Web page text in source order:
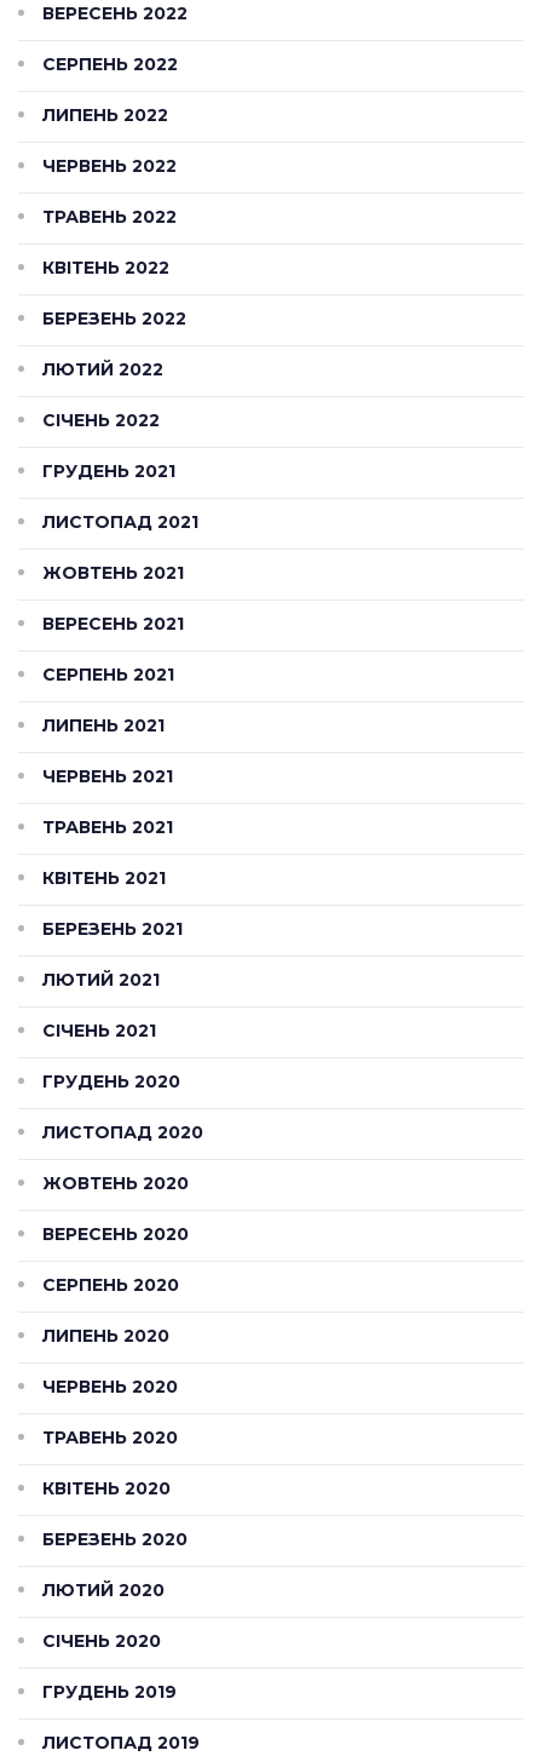
ВЕРЕСЕНЬ 2022
СЕРПЕНЬ 2022
ЛИПЕНЬ 2022
ЧЕРВЕНЬ 2022
ТРАВЕНЬ 2022
КВІТЕНЬ 2022
БЕРЕЗЕНЬ 2022
ЛЮТИЙ 2022
СІЧЕНЬ 2022
ГРУДЕНЬ 2021
ЛИСТОПАД 2021
ЖОВТЕНЬ 2021
ВЕРЕСЕНЬ 2021
СЕРПЕНЬ 2021
ЛИПЕНЬ 2021
ЧЕРВЕНЬ 2021
ТРАВЕНЬ 2021
КВІТЕНЬ 2021
БЕРЕЗЕНЬ 2021
ЛЮТИЙ 2021
СІЧЕНЬ 2021
ГРУДЕНЬ 2020
ЛИСТОПАД 2020
ЖОВТЕНЬ 2020
ВЕРЕСЕНЬ 2020
СЕРПЕНЬ 2020
ЛИПЕНЬ 2020
ЧЕРВЕНЬ 2020
ТРАВЕНЬ 2020
КВІТЕНЬ 2020
БЕРЕЗЕНЬ 2020
ЛЮТИЙ 2020
СІЧЕНЬ 2020
ГРУДЕНЬ 2019
ЛИСТОПАД 2019